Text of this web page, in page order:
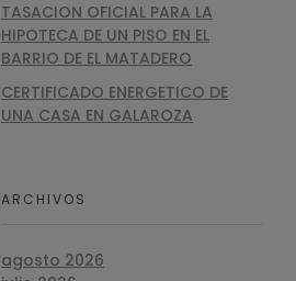
TASACION OFICIAL PARA LA
HIPOTECA DE UN PISO EN EL
BARRIO DE EL MATADERO
CERTIFICADO ENERGETICO DE
UNA CASA EN GALAROZA
ARCHIVOS
agosto 2026